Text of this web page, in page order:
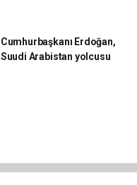
Cumhurbaşkanı Erdoğan,
Suudi Arabistan yolcusu